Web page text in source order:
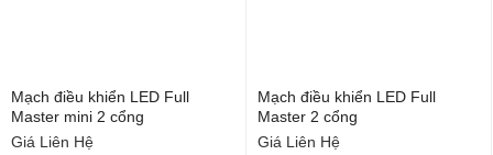
Mạch điều khiển LED Full
Master mini 2 cổng
Giá Liên Hệ
Mạch điều khiển LED Full
Master 2 cổng
Giá Liên Hệ